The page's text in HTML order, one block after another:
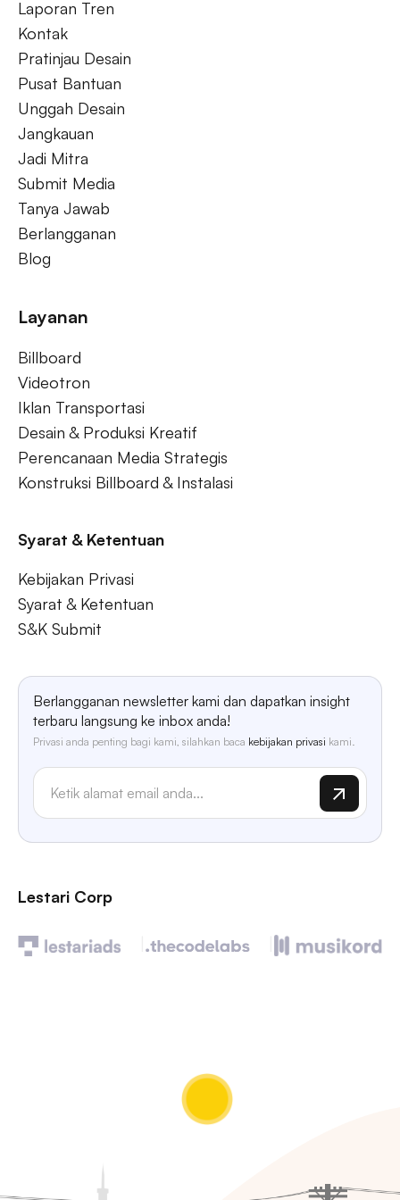
Laporan Tren
Kontak
Pratinjau Desain
Pusat Bantuan
Unggah Desain
Jangkauan
Jadi Mitra
Submit Media
Tanya Jawab
Berlangganan
Blog
Layanan
Billboard
Videotron
Iklan Transportasi
Desain & Produksi Kreatif
Perencanaan Media Strategis
Konstruksi Billboard & Instalasi
Syarat & Ketentuan
Kebijakan Privasi
Syarat & Ketentuan
S&K Submit
Berlangganan newsletter kami dan dapatkan insight
terbaru langsung ke inbox anda!
Privasi anda penting bagi kami, silahkan baca kebijakan privasi kami.
Lestari Corp